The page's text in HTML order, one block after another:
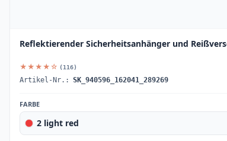
Reflektierender Sicherheitsanhänger und
★★★★☆ (116)
Artikel-Nr.: SK_940596_162041_289269
FARBE
2 light red